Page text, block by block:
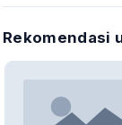
Rekomendasi